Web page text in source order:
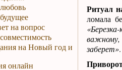
на вопрос
на Новый год и
онлайн
Ритуал
ломала
заберет»